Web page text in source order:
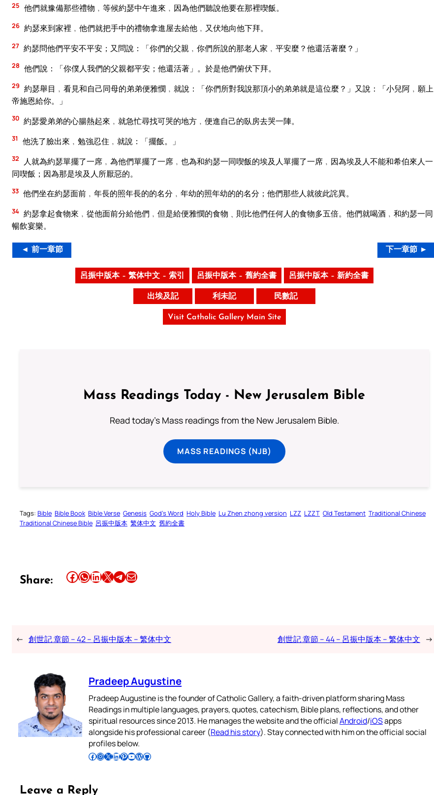
25 他們就豫備那些禮物﹐等候約瑟中午進來﹐因為他們聽說他要在那裡喫飯。
26 約瑟來到家裡﹐他們就把手中的禮物拿進屋去給他﹐又伏地向他下拜。
27 約瑟問他們平安不平安；又問說：「你們的父親﹐你們所說的那老人家﹐平安麼？他還活著麼？」
28 他們說：「你僕人我們的父親都平安；他還活著」。於是他們俯伏下拜。
29 約瑟舉目﹐看見和自己同母的弟弟便雅憫﹐就說：「你們所對我說那頂小的弟弟就是這位麼？」又說：「小兒阿﹐願上
帝施恩給你。」
30 約瑟愛弟弟的心腸熱起來﹐就急忙尋找可哭的地方﹐便進自己的臥房去哭一陣。
31 他洗了臉出來﹐勉強忍住﹐就說：「擺飯。」
32
人就為約瑟單擺了一席﹐為他們單擺了一席﹐也為和約瑟一同喫飯的埃及人單擺了一席﹐因為埃及人不能和希伯來人一
同喫飯；因為那是埃及人所厭惡的。
33 他們坐在約瑟面前﹐年長的照年長的的名分﹐年幼的照年幼的的名分；他們那些人就彼此詫異。
34 約瑟拿起食物來﹐從他面前分給他們﹐但是給便雅憫的食物﹑則比他們任何人的食物多五倍。他們就喝酒﹐和約瑟一同
暢飲宴樂。
◄ 前一章節 下一章節 ►
呂振中版本 – 繁体中文 – 索引 呂振中版本 – 舊約全書 呂振中版本 – 新約全書
出埃及記 利未記 民數記
Visit Catholic Gallery Main Site
Mass Readings Today - New Jerusalem Bible
Read today's Mass readings from the New Jerusalem Bible.
MASS READINGS (NJB)
Tags: Bible Bible Book Bible Verse Genesis God’s Word Holy Bible Lu Zhen zhong version LZZ LZZT Old Testament Traditional Chinese
Traditional Chinese Bible 呂振中版本 繁体中文 舊約全書
Share: Share this article on Facebook Share this article on WhatsApp Share this article on LinkedIn Share this article on X Share this article on TelegramEmail this Article
← 創世記 章節 – 42 – 呂振中版本 – 繁体中文 創世記 章節 – 44 – 呂振中版本 – 繁体中文 →
Pradeep Augustine
Pradeep Augustine is the founder of Catholic Gallery, a faith-driven platform sharing Mass
Readings in multiple languages, prayers, quotes, catechism, Bible plans, reflections, and other
spiritual resources since 2013. He manages the website and the officialAndroid/iOSapps
alongside his professional career (Read his story). Stay connected with him on the official social
profiles below.
Follow Pradeep on Facebook Follow Pradeep on InstagramFollow Pradeep on X Follow Pradeep on LinkedIn Follow Pradeep on Pinterest Subscribe to Pradeep’s Youtube Channel Follow Pradeep on WordPress Follow Pradeep on GitHub
Leave a Reply